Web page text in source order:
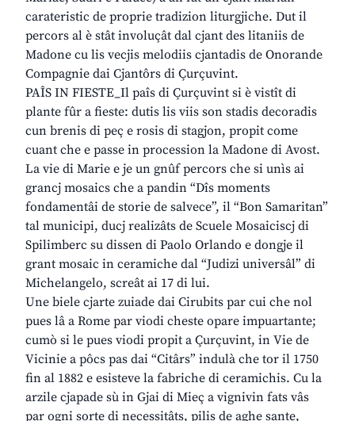
carateristic de proprie tradizion liturgjiche. Dut il
percors al è stât involuçât dal cjant des litaniis de
Madone cu lis vecjis melodiis cjantadis de Onorande
Compagnie dai Cjantôrs di Çurçuvint.
PAÎS IN FIESTE_Il paîs di Çurçuvint si è vistît di
plante fûr a fieste: dutis lis viis son stadis decoradis
cun brenis di peç e rosis di stagjon, propit come
cuant che e passe in procession la Madone di Avost.
La vie di Marie e je un gnûf percors che si unìs ai
grancj mosaics che a pandin “Dîs moments
fondamentâi de storie de salvece”, il “Bon Samaritan”
tal municipi, ducj realizâts de Scuele Mosaiciscj di
Spilimberc su dissen di Paolo Orlando e dongje il
grant mosaic in ceramiche dal “Judizi universâl” di
Michelangelo, screât ai 17 di lui.
Une biele cjarte zuiade dai Cirubits par cui che nol
pues lâ a Rome par viodi cheste opare impuartante;
cumò si le pues viodi propit a Çurçuvint, in Vie de
Vicinie a pôcs pas dai “Citârs” indulà che tor il 1750
fin al 1882 e esisteve la fabriche di ceramichis. Cu la
arzile cjapade sù in Gjai di Mieç a vignivin fats vâs
par ogni sorte di necessitâts, pilis de aghe sante,